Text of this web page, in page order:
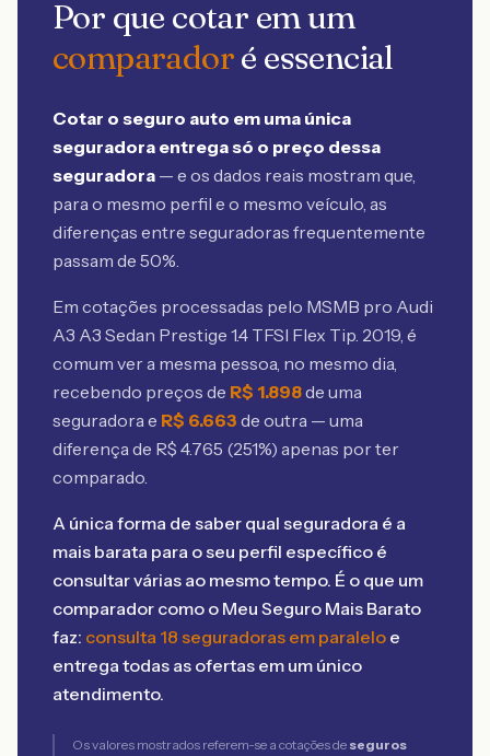
Por que cotar em um
comparadoré essencial
Cotar o seguro auto em uma única
seguradora entrega só o preço dessa
seguradora — e os dados reais mostram que,
para o mesmo perfil e o mesmo veículo, as
diferenças entre seguradoras frequentemente
passam de 50%.
Em cotações processadas pelo MSMB pro Audi
A3 A3 Sedan Prestige 1.4 TFSI Flex Tip. 2019, é
comum ver a mesma pessoa, no mesmo dia,
recebendo preços de R$ 1.898de uma
seguradora e R$ 6.663 de outra — uma
diferença de R$ 4.765 (251%) apenas por ter
comparado.
A única forma de saber qual seguradora é a
mais barata para o seu perfil específico é
consultar várias ao mesmo tempo. É o que um
comparador como o Meu Seguro Mais Barato
faz: consulta 18 seguradoras em paralelo e
entrega todas as ofertas em um único
atendimento.
Os valores mostrados referem-se a cotações de seguros